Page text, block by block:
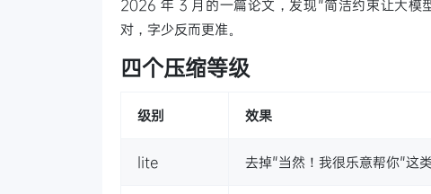
2026 年 3 月的一篇论文，发现"简洁约束让大
对，字少反而更准。
四个压缩等级
级别 效果
lite 去掉"当然！我很乐意帮你"这